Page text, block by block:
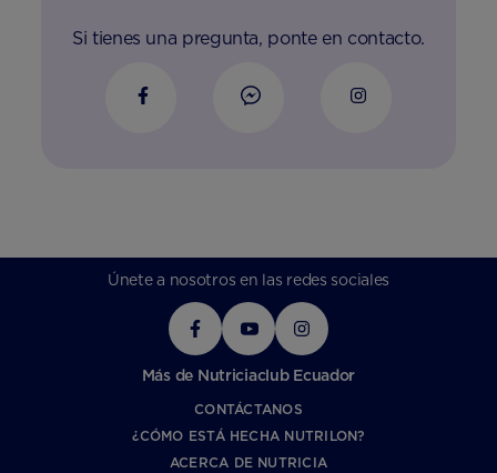
Si tienes una pregunta, ponte en contacto.
Únete a nosotros en las redes sociales
Más de Nutriciaclub Ecuador
CONTÁCTANOS
¿CÓMO ESTÁ HECHA NUTRILON?
ACERCA DE NUTRICIA